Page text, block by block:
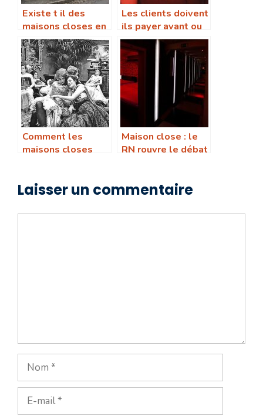
Existe t il des
maisons closes en
dehors de la
France
Les clients doivent
ils payer avant ou
après leurs
services dans une
maison close
Comment les
maisons closes
police
Maison close : le
RN rouvre le débat
Laisser un commentaire
Nom
mail